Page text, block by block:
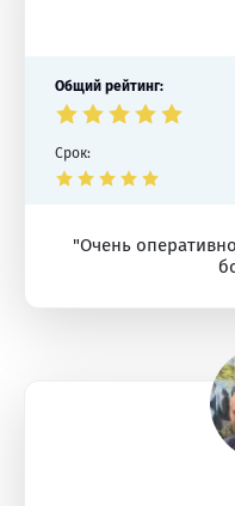
Общий рейтинг:
Срок:
"Очень